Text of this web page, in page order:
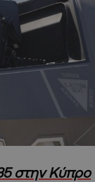
στην Κύπρο